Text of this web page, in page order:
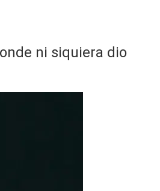
ni siquiera dio